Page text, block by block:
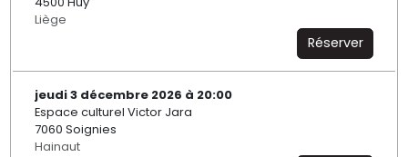
Liège
Réserver
jeudi 3 décembre 2026 à 20:00
Espace culturel Victor Jara
7060 Soignies
Hainaut